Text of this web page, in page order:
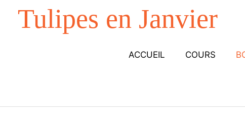
contenuTulipes en Janvier
ACCUEIL COURS